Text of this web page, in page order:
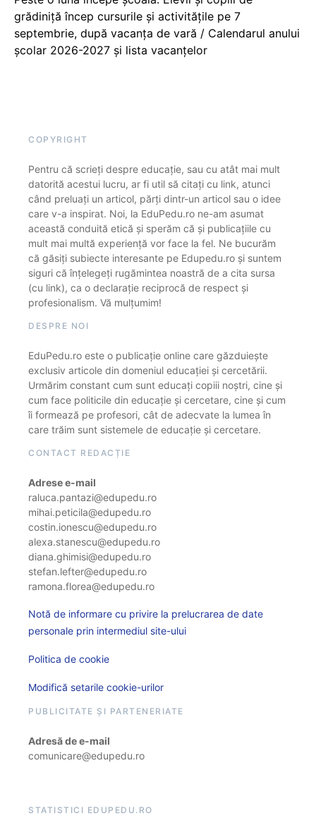
grădiniță încep cursurile și activitățile pe 7
septembrie, după vacanța de vară / Calendarul anului
școlar 2026-2027 și lista vacanțelor
COPYRIGHT
Pentru că scrieți despre educație, sau cu atât mai mult
datorită acestui lucru, ar fi util să citați cu link, atunci
când preluați un articol, părți dintr-un articol sau o idee
care v-a inspirat. Noi, la EduPedu.ro ne-am asumat
această conduită etică și sperăm că și publicațiile cu
mult mai multă experiență vor face la fel. Ne bucurăm
că găsiți subiecte interesante pe Edupedu.ro și suntem
siguri că înțelegeți rugămintea noastră de a cita sursa
(cu link), ca o declarație reciprocă de respect și
profesionalism. Vă mulțumim!
DESPRE NOI
EduPedu.ro este o publicație online care găzduiește
exclusiv articole din domeniul educației și cercetării.
Urmărim constant cum sunt educați copiii noștri, cine și
cum face politicile din educație și cercetare, cine și cum
îi formează pe profesori, cât de adecvate la lumea în
care trăim sunt sistemele de educație și cercetare.
CONTACT REDACȚIE
Adrese e-mail
raluca.pantazi@edupedu.ro
mihai.peticila@edupedu.ro
costin.ionescu@edupedu.ro
alexa.stanescu@edupedu.ro
diana.ghimisi@edupedu.ro
stefan.lefter@edupedu.ro
ramona.florea@edupedu.ro
Notă de informare cu privire la prelucrarea de date
personale prin intermediul site-ului
Politica de cookie
Modifică setarile cookie-urilor
PUBLICITATE ȘI PARTENERIATE
Adresă de e-mail
comunicare@edupedu.ro
STATISTICI EDUPEDU.RO